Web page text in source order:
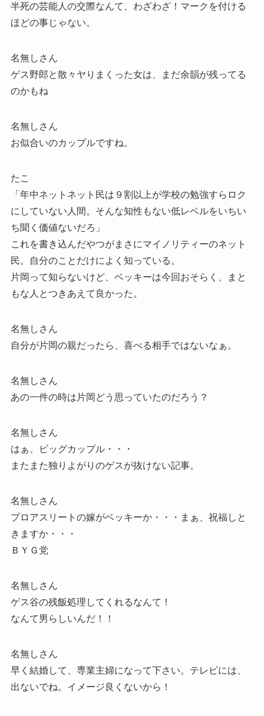
半死の芸能人の交際なんて、わざわざ！マークを付ける
ほどの事じゃない。
名無しさん
ゲス野郎と散々ヤりまくった女は、まだ余韻が残ってる
のかもね
名無しさん
お似合いのカップルですね。
たこ
「年中ネットネット民は９割以上が学校の勉強すらロク
にしていない人間。そんな知性もない低レベルをいちい
ち聞く価値ないだろ」
これを書き込んだやつがまさにマイノリティーのネット
民。自分のことだけによく知っている。
片岡って知らないけど、ベッキーは今回おそらく、まと
もな人とつきあえて良かった。
名無しさん
自分が片岡の親だったら、喜べる相手ではないなぁ。
名無しさん
あの一件の時は片岡どう思っていたのだろう？
名無しさん
はぁ、ビッグカップル・・・
またまた独りよがりのゲスが抜けない記事。
名無しさん
プロアスリートの嫁がベッキーか・・・まぁ、祝福しと
きますか・・・
ＢＹＧ党
名無しさん
ゲス谷の残飯処理してくれるなんて！
なんて男らしいんだ！！
名無しさん
早く結婚して、専業主婦になって下さい。テレビには、
出ないでね。イメージ良くないから！